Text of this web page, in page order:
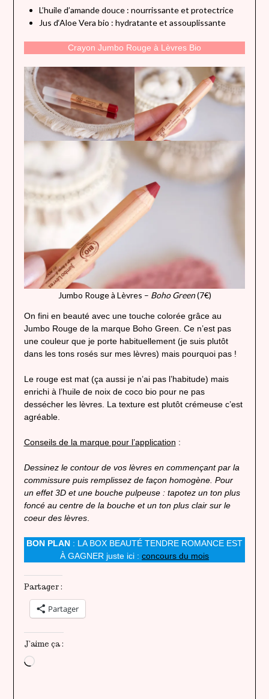
L’huile d’amande douce : nourrissante et protectrice
Jus d‘Aloe Vera bio : hydratante et assouplissante
Crayon Jumbo Rouge à Lèvres Bio
Jumbo Rouge à Lèvres – Boho Green(7€)
On fini en beauté avec une touche colorée grâce au
Jumbo Rouge de la marque Boho Green. Ce n’est pas
une couleur que je porte habituellement (je suis plutôt
dans les tons rosés sur mes lèvres) mais pourquoi pas !
Le rouge est mat (ça aussi je n’ai pas l’habitude) mais
enrichi à l’huile de noix de coco bio pour ne pas
dessécher les lèvres. La texture est plutôt crémeuse c’est
agréable.
Conseils de la marque pour l’application :
Dessinez le contour de vos lèvres en commençant par la
commissure puis remplissez de façon homogène. Pour
un effet 3D et une bouche pulpeuse : tapotez un ton plus
foncé au centre de la bouche et un ton plus clair sur le
coeur des lèvres.
BON PLAN : LA BOX BEAUTÉ TENDRE ROMANCE EST
À GAGNER juste ici : concours du mois
Partager :
Partager
J’aime ça :
Chargement…